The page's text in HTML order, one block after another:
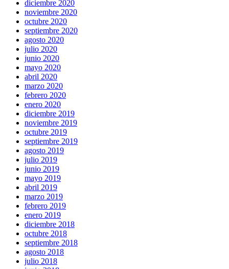
diciembre 2020
noviembre 2020
octubre 2020
septiembre 2020
agosto 2020
julio 2020
junio 2020
mayo 2020
abril 2020
marzo 2020
febrero 2020
enero 2020
diciembre 2019
noviembre 2019
octubre 2019
septiembre 2019
agosto 2019
julio 2019
junio 2019
mayo 2019
abril 2019
marzo 2019
febrero 2019
enero 2019
diciembre 2018
octubre 2018
septiembre 2018
agosto 2018
julio 2018